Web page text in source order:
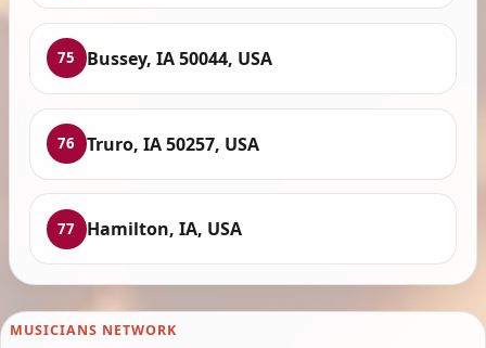
75 Bussey, IA 50044, USA
76 Truro, IA 50257, USA
77 Hamilton, IA, USA
MUSICIANS NETWORK